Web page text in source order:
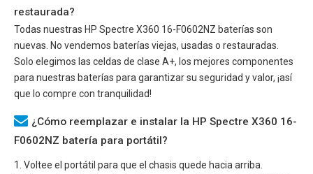
restaurada?
Todas nuestras HP Spectre X360 16-F0602NZ baterías son
nuevas. No vendemos baterías viejas, usadas o restauradas.
Solo elegimos las celdas de clase A+, los mejores componentes
para nuestras baterías para garantizar su seguridad y valor, ¡así
que lo compre con tranquilidad!
¿Cómo reemplazar e instalar la HP Spectre X360 16-
F0602NZ batería para portátil?
1. Voltee el portátil para que el chasis quede hacia arriba.